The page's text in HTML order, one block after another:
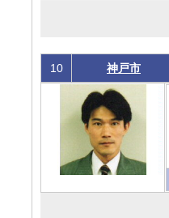
10 神戸市